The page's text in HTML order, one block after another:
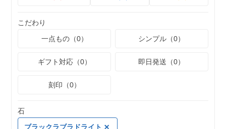
こだわり
一点もの（0）
シンプル（0）
ギフト対応（0） 即日発送（0）
刻印（0）
石
ブラックラブラドライト